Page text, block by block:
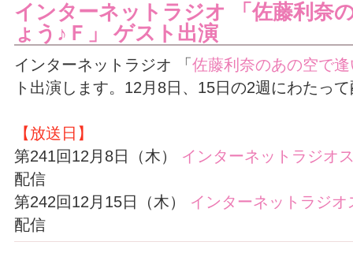
インターネットラジオ 「佐藤利奈
ょう♪Ｆ」 ゲスト出演
インターネットラジオ 「 佐藤利奈のあの空で
ト出演します。12月8日、15日の2週にわたっ
【放送日】
第241回12月8日（木） インターネットラジオ
配信
第242回12月15日（木） インターネットラジ
配信